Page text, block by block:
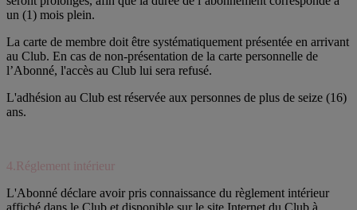
un (1) mois plein.
La carte de membre doit être systématiquement présentée en arrivant
au Club. En cas de non-présentation de la carte personnelle de
l’Abonné, l'accès au Club lui sera refusé.
L'adhésion au Club est réservée aux personnes de plus de seize (16)
ans.
4.Réglement intérieur
L'Abonné déclare avoir pris connaissance du règlement intérieur
affiché dans le Club et disponible sur le site Internet du Club à